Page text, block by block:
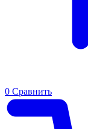
0 Сравнить